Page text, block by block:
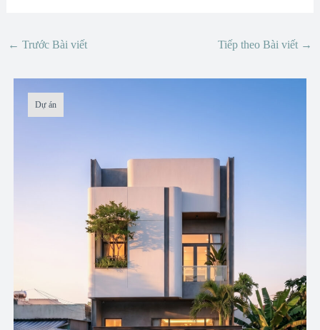
← Trước Bài viết Tiếp theo Bài viết →
Dự án